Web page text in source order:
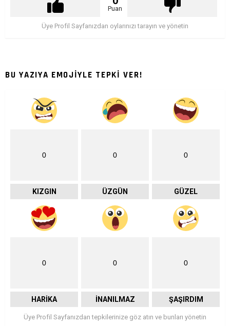
Puan
Üye Profil Sayfanızdan oylarınızı tarayın ve yönetin
BU YAZIYA EMOJİYLE TEPKİ VER!
0
KIZGIN
0
ÜZGÜN
0
GÜZEL
0
HARIKA
0
İNANILMAZ
0
ŞAŞIRDIM
Üye Profil Sayfanızdan tepkilerinize göz atın ve bunları yönetin